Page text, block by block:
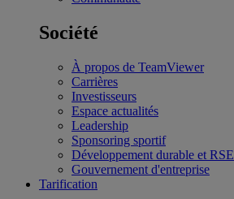
Société
À propos de TeamViewer
Carrières
Investisseurs
Espace actualités
Leadership
Sponsoring sportif
Développement durable et RSE
Gouvernement d'entreprise
Tarification